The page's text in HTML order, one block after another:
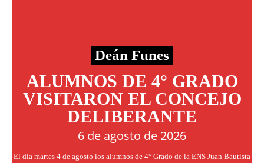
Deán Funes
ALUMNOS DE 4° GRADO
VISITARON EL CONCEJO
DELIBERANTE
6 de agosto de 2026
El día martes 4 de agosto los alumnos de 4° Grado de la ENS Juan Bautista